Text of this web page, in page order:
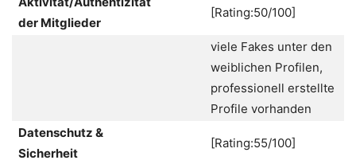
der Mitglieder
[Rating:50/100]
viele Fakes unter den
weiblichen Profilen,
professionell erstellte
Profile vorhanden
Datenschutz &
Sicherheit
[Rating:55/100]